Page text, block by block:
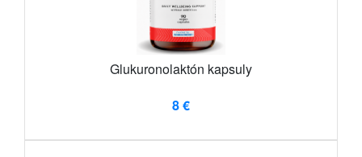
Glukuronolaktón kapsuly
8 €